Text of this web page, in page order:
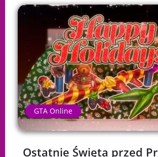
GTA Online
Ostatnie Święta przed